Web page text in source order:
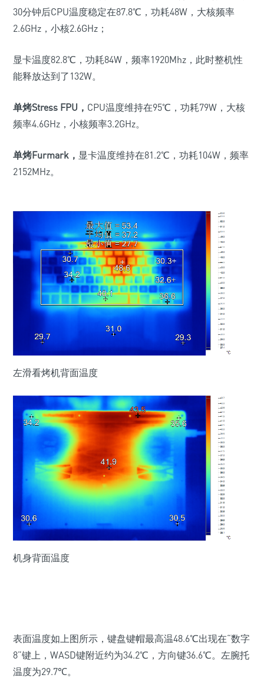
30分钟后CPU温度稳定在87.8℃，功耗48W ，大核频率
2.6GHz ，小核2.6GHz ；
显卡温度82.8℃，功耗84W ，频率1920Mhz ，此时整机性
能释放达到了 132W。
单烤Stress FPU ， CPU温度维持在95℃，功耗79W ，大核
频率4.6GHz ，小核频率3.2GHz。
单烤Furmark ， 显卡温度维持在81.2℃，功耗104W ，频率
2152MHz。
左滑看烤机背面温度
机身背面温度
表面温度如上图所示，键盘键帽最高温48.6℃出现在“数字
8”键上， WASD键附近约为34.2℃，方向键36.6℃。左腕托
温度为29.7℃。